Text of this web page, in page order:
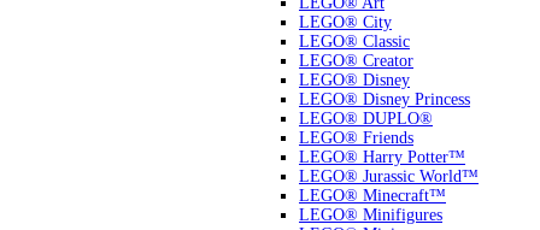
LEGO® City
LEGO® Classic
LEGO® Creator
LEGO® Disney
LEGO® Disney Princess
LEGO® DUPLO®
LEGO® Friends
LEGO® Harry Potter™
LEGO® Jurassic World™
LEGO® Minecraft™
LEGO® Minifigures